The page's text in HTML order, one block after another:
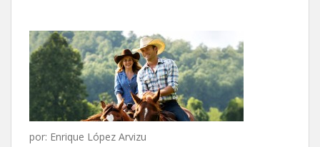
por: Enrique López Arvizu